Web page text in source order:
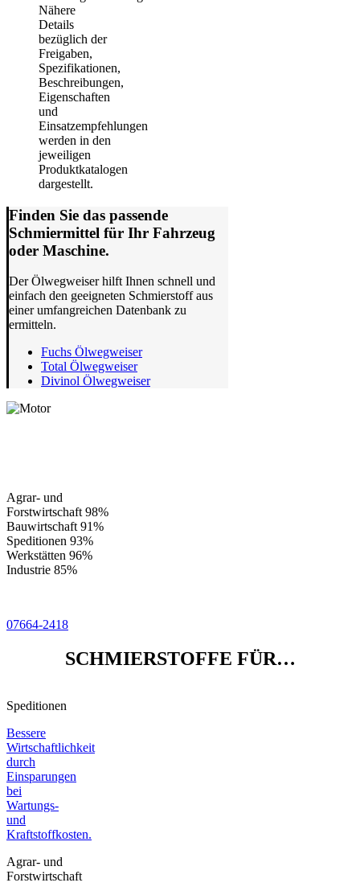
Nähere
Details
bezüglich der
Freigaben,
Spezifikationen,
Beschreibungen,
Eigenschaften
und
Einsatzempfehlungen
werden in den
jeweiligen
Produktkatalogen
dargestellt.
Finden Sie das passende
Schmiermittel für Ihr Fahrzeug
oder Maschine.
Der Ölwegweiser hilft Ihnen schnell und
einfach den geeigneten Schmierstoff aus
einer umfangreichen Datenbank zu
ermitteln.
Fuchs Ölwegweiser
Total Ölwegweiser
Divinol Ölwegweiser
Agrar- und
Forstwirtschaft 98%
Bauwirtschaft 91%
Speditionen 93%
Werkstätten 96%
Industrie 85%
07664-2418
SCHMIERSTOFFE FÜR…
Speditionen
Bessere
Wirtschaftlichkeit
durch
Einsparungen
bei
Wartungs-
und
Kraftstoffkosten.
Agrar- und
Forstwirtschaft